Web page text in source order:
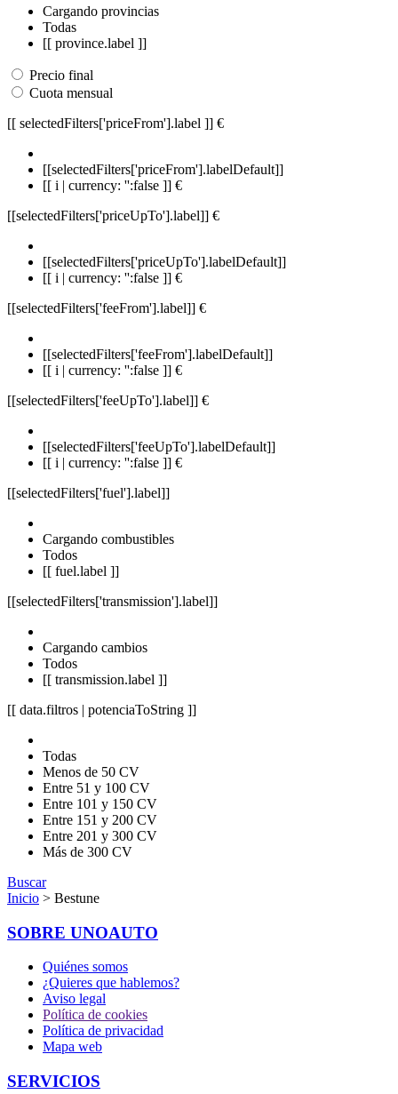
Cargando provincias
Todas
[[ province.label ]]
Precio final
Cuota mensual
[[ selectedFilters['priceFrom'].label ]] €
[[selectedFilters['priceFrom'].labelDefault]]
[[ i | currency: '':false ]] €
[[selectedFilters['priceUpTo'].label]] €
[[selectedFilters['priceUpTo'].labelDefault]]
[[ i | currency: '':false ]] €
[[selectedFilters['feeFrom'].label]] €
[[selectedFilters['feeFrom'].labelDefault]]
[[ i | currency: '':false ]] €
[[selectedFilters['feeUpTo'].label]] €
[[selectedFilters['feeUpTo'].labelDefault]]
[[ i | currency: '':false ]] €
[[selectedFilters['fuel'].label]]
Cargando combustibles
Todos
[[ fuel.label ]]
[[selectedFilters['transmission'].label]]
Cargando cambios
Todos
[[ transmission.label ]]
[[ data.filtros | potenciaToString ]]
Todas
Menos de 50 CV
Entre 51 y 100 CV
Entre 101 y 150 CV
Entre 151 y 200 CV
Entre 201 y 300 CV
Más de 300 CV
Buscar
Inicio > Bestune
SOBRE UNOAUTO
Quiénes somos
¿Quieres que hablemos?
Aviso legal
Política de cookies
Política de privacidad
Mapa web
SERVICIOS